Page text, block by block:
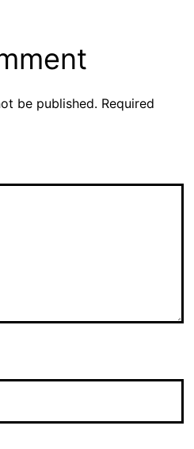
be published. Required